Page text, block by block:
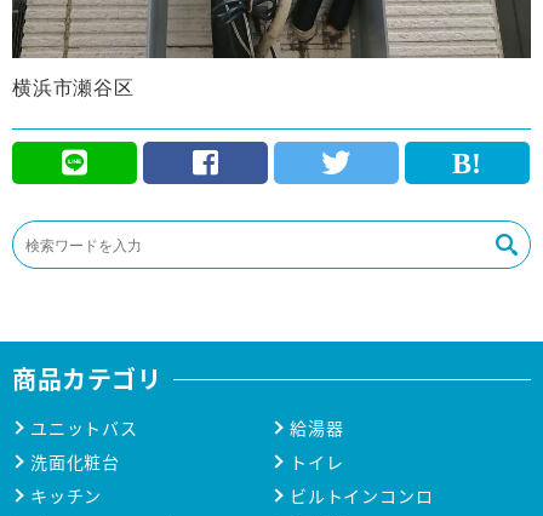
横浜市瀬谷区
商品カテゴリ
ユニットバス
給湯器
洗面化粧台
トイレ
キッチン
ビルトインコンロ